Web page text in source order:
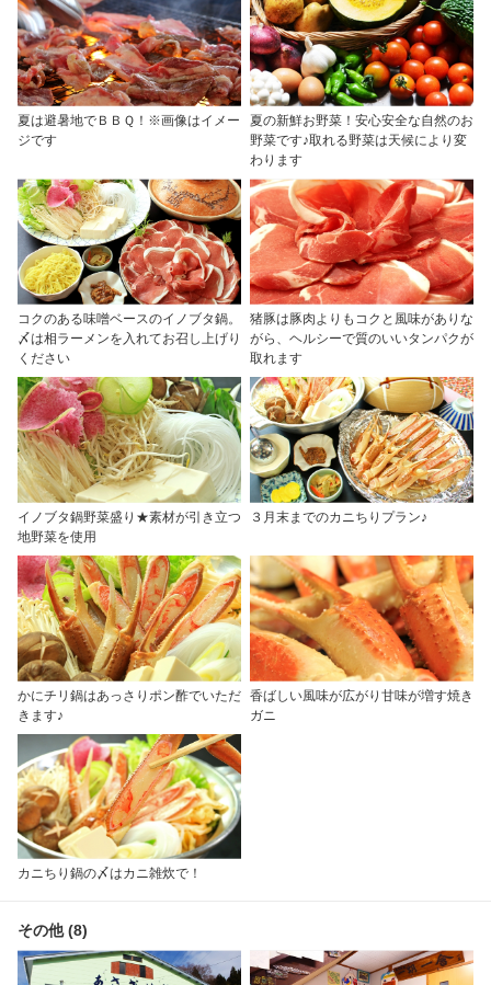
夏は避暑地でＢＢＱ！※画像はイメー
ジです
夏の新鮮お野菜！安心安全な自然のお
野菜です♪取れる野菜は天候により変
わります
コクのある味噌ベースのイノブタ鍋。
〆は相ラーメンを入れてお召し上げり
ください
猪豚は豚肉よりもコクと風味がありな
がら、ヘルシーで質のいいタンパクが
取れます
イノブタ鍋野菜盛り★素材が引き立つ
地野菜を使用
３月末までのカニちりプラン♪
かにチリ鍋はあっさりポン酢でいただ
きます♪
香ばしい風味が広がり甘味が増す焼き
ガニ
カニちり鍋の〆はカニ雑炊で！
その他 (8)